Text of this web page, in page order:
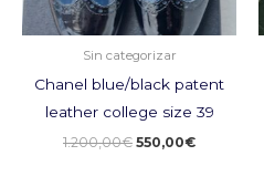
Sin categorizar
Chanel blue/black patent
leather college size 39
1.200,00€ 550,00€